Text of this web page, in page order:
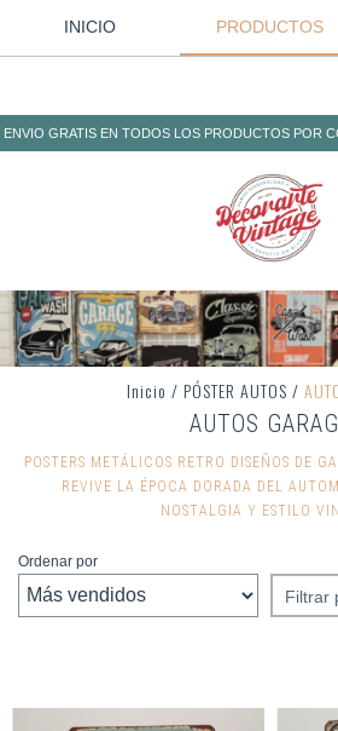
INICIO PRODUCTOS
ENVIO GRATIS EN TODOS LOS PRODUCTOS POR
Inicio / PÓSTER AUTOS /
AUTOS
POSTERS METÁLICOS RETRO DISEÑOS DE
REVIVE LA ÉPOCA DORADA DEL
NOSTALGIA Y ESTILO
Ordenar por
Filtrar